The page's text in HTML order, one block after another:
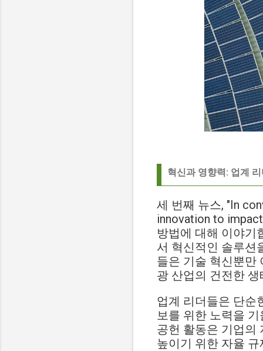
혁신과 영향력: 업계
세 번째 뉴스, "In
innovation to
방법에 대해 이야기
서 혁신적인 솔루션
들은 기술 혁신뿐만
광 산업의 건전한
업계 리더들은 단순
보를 위한 노력을
공헌 활동은 기업의
높이기 위한 자율